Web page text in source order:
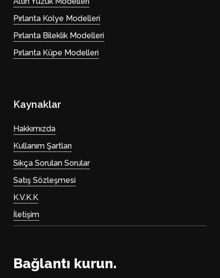
Pırlanta Kolye Modelleri
Pırlanta Bileklik Modelleri
Pırlanta Küpe Modelleri
Kaynaklar
Hakkımızda
Kullanım Şartları
Sıkça Sorulan Sorular
Satış Sözleşmesi
K.V.K.K
İletişim
Bağlantı kurun.